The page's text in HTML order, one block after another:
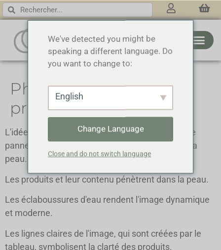
3 RINGS
Photos artistiques des
produits Nescens
L'idée derrière les photos des Nescens est que le
panneau découpé représente symboliquement la
peau.
Les produits et leur contenu pénètrent dans la peau.
Les éclaboussures d'eau rendent l'image dynamique
et moderne.
Les lignes claires de l'image, qui sont créées par le
tableau, symbolisent la clarté des produits.
We've detected you might be
speaking a different language. Do
you want to change to:
English
Change Language
Close and do not switch language